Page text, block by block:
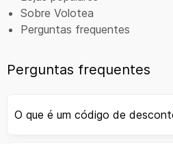
Sobre Volotea
Perguntas frequentes
Perguntas frequentes
O que é um código de